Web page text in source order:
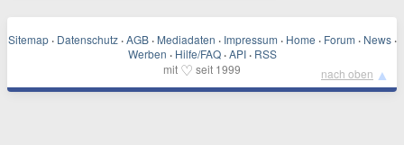
Sitemap · Datenschutz · AGB · Mediadaten · Impressum · Home · Forum · News ·
Werben · Hilfe/FAQ · API · RSS
mit ♡ seit 1999 nach oben ▲